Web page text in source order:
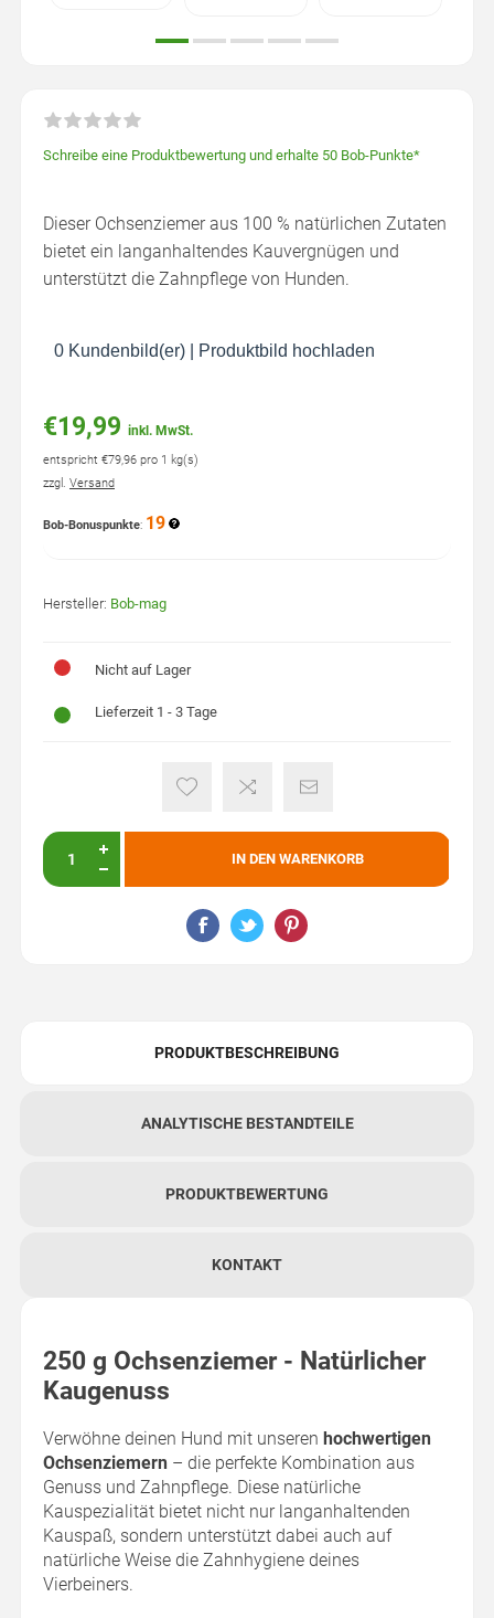
Schreibe eine Produktbewertung und erhalte 50 Bob-Punkte*
Dieser Ochsenziemer aus 100 % natürlichen Zutaten
bietet ein langanhaltendes Kauvergnügen und
unterstützt die Zahnpflege von Hunden.
0 Kundenbild(er) Produktbild hochladen
€19,99 inkl. MwSt.
entspricht €79,96 pro 1 kg(s)
zzgl. Versand
Bob-Bonuspunkte: 19
Hersteller: Bob-mag
Nicht auf Lager
Lieferzeit 1 - 3 Tage
IN DEN WARENKORB
PRODUKTBESCHREIBUNG
ANALYTISCHE BESTANDTEILE
PRODUKTBEWERTUNG
KONTAKT
250 g Ochsenziemer - Natürlicher
Kaugenuss
Verwöhne deinen Hund mit unseren hochwertigen
Ochsenziemern – die perfekte Kombination aus
Genuss und Zahnpflege. Diese natürliche
Kauspezialität bietet nicht nur langanhaltenden
Kauspaß, sondern unterstützt dabei auch auf
natürliche Weise die Zahnhygiene deines
Vierbeiners.